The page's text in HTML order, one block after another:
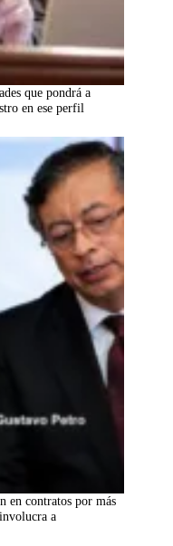
que pondrá a
en ese perfil
en contratos por más
a